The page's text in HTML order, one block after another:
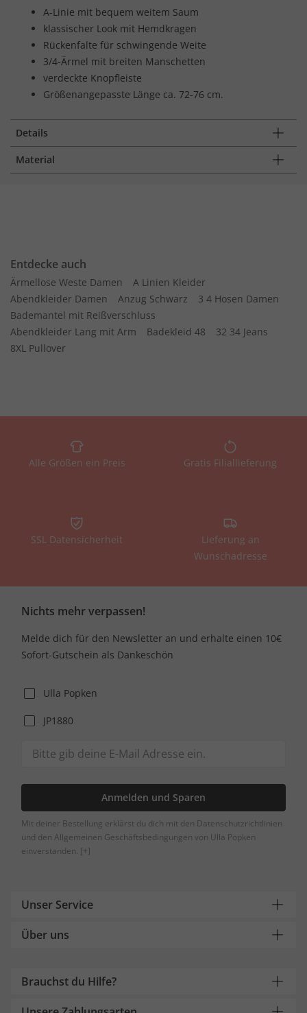
A-Linie mit bequem weitem Saum
klassischer Look mit Hemdkragen
Rückenfalte für schwingende Weite
3/4-Ärmel mit breiten Manschetten
verdeckte Knopfleiste
Größenangepasste Länge ca. 72-76 cm.
Details
Material
Entdecke auch
Ärmellose Weste Damen
A Linien Kleider
Abendkleider Damen
Anzug Schwarz
3 4 Hosen Damen
Bademantel mit Reißverschluss
Abendkleider Lang mit Arm
Badekleid 48
32 34 Jeans
8XL Pullover
Alle Größen ein Preis Gratis Filiallieferung
SSL Datensicherheit
Lieferung an
Wunschadresse
Nichts mehr verpassen!
Melde dich für den Newsletter an und erhalte einen 10€
Sofort-Gutschein als Dankeschön
Ulla Popken
JP1880
Anmelden und Sparen
Mit deiner Bestellung erklärst du dich mit den Datenschutzrichtlinien
und den Allgemeinen Geschäftsbedingungen von Ulla Popken
einverstanden. [+]
Unser Service
Über uns
Brauchst du Hilfe?